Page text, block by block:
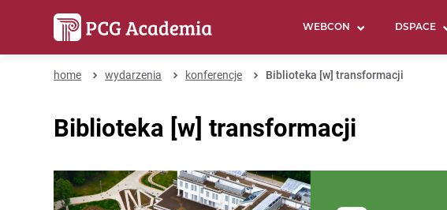
WEBCON DSPACE
home wydarzenia konferencje Biblioteka [w] transformacji
Biblioteka [w] transformacji